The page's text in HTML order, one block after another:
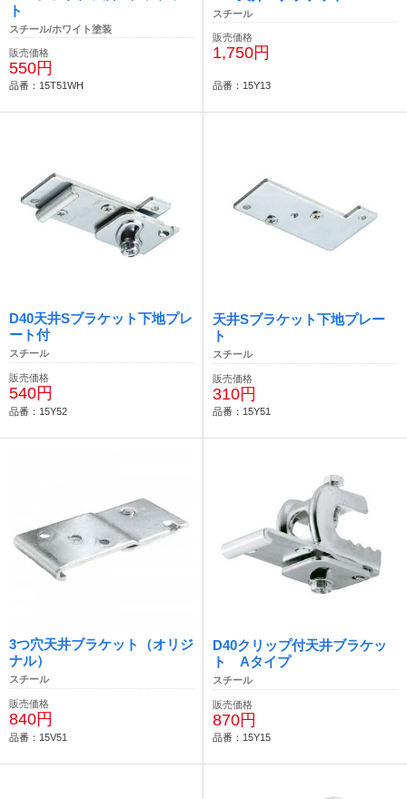
ト
スチール/ホワイト塗装
販売価格
550円
品番：15T51WH
スチール
販売価格
1,750円
品番：15Y13
D40天井Sブラケット下地プレ
ート付
スチール
販売価格
540円
品番：15Y52
天井Sブラケット下地プレー
ト
スチール
販売価格
310円
品番：15Y51
3つ穴天井ブラケット（オリジ
ナル）
スチール
販売価格
840円
品番：15V51
D40クリップ付天井ブラケッ
ト Aタイプ
スチール
販売価格
870円
品番：15Y15